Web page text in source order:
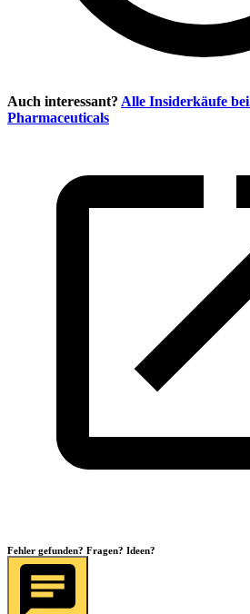
Auch interessant? Alle Insiderkäufe bei
Pharmaceuticals
Fehler gefunden? Fragen? Ideen?